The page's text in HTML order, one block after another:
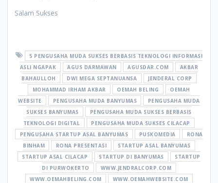
Salam Sukses
5 PENGUSAHA MUDA SUKSES BERBASIS TEKNOLOGI INFORMASI
ASLI NGAPAK
AGUS DARMAWAN AGUSDAR.COM
AKBAR
BAHAULLOH
DWI MEGA SEPTANUANSA
JENDERAL CORP
MOHAMMAD IRHAM AKBAR
OEMAH BELING
OEMAH
WEBSITE
PENGUSAHA MUDA BANYUMAS
PENGUSAHA MUDA
SUKSES BANYUMAS
PENGUSAHA MUDA SUKSES BERBASIS
TEKNOLOGI DIGITAL
PENGUSAHA MUDA SUKSES CILACAP
PENGUSAHA STARTUP ASAL BANYUMAS
PUSKOMEDIA
RONA
BINHAM
RONA PRESENTASI
STARTUP ASAL BANYUMAS
STARTUP ASAL CILACAP
STARTUP DI BANYUMAS
STARTUP
DI PURWOKERTO
WWW.JENDRALCORP.COM
WWW.OEMAHBELING.COM
WWW.OEMAHWEBSITE.COM